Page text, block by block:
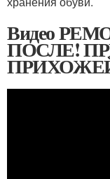
Видео
ПОСЛЕ!